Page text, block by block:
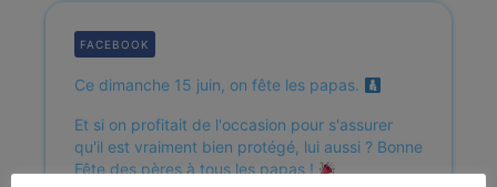
Ce dimanche 15 juin, on fête les papas.
Et si on profitait de l'occasion pour s'assurer
qu'il est vraiment bien protégé, lui aussi ? Bonne
Fête des pères à tous les papas !
FACEBOOK